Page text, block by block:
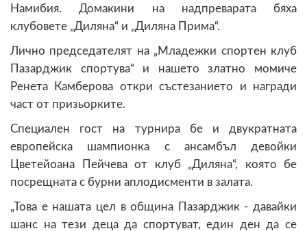
Намибия. Домакини на надпреварата бяха
клубовете „Диляна“ и „Диляна Прима“.
Лично председателят на „Младежки спортен клуб
Пазарджик спортува“ и нашето златно момиче
Ренета Камберова откри състезанието и награди
част от призьорките.
Специален гост на турнира бе и двукратната
европейска шампионка с ансамбъл девойки
Цветейоана Пейчева от клуб „Диляна“, която бе
посрещната с бурни аплодисменти в залата.
„Това е нашата цел в община Пазарджик - давайки
шанс на тези деца да спортуват, един ден да се